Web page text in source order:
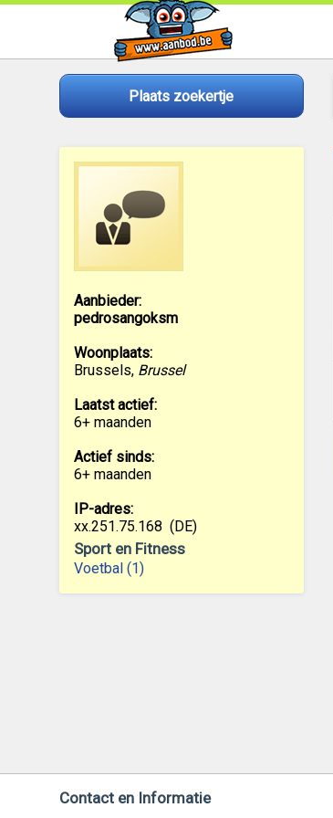
Plaats zoekertje
Aanbieder:
pedrosangoksm
Woonplaats:
Brussels, Brussel
Laatst actief:
6+ maanden
Actief sinds:
6+ maanden
IP-adres:
xx.251.75.168 (DE)
Sport en Fitness
Voetbal (1)
Contact en Informatie